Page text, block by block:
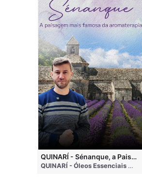
• 4 months ago
QUINARÍ - Sénanque, a Paisagem Mais Famosa da Aromaterapia
QUINARÍ - Óleos Essenciais e Aromaterapia